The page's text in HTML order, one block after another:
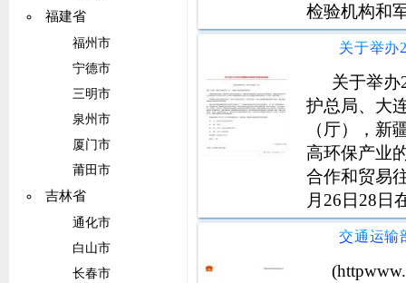
福建省
福州市
宁德市
三明市
泉州市
厦门市
莆田市
吉林省
通化市
白山市
长春市
检验机构和
二一船务有
连长海船厂
海关监管条
关于举办
护总局、大
（厅），新
高环保产业
合作和贸易
月26日28日
览会（以下
局、大连市
览服务有限